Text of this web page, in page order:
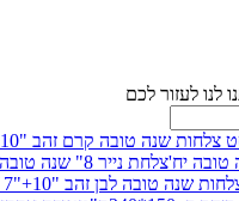
סט צלחות שנה טובה קרם זהב "10+"7 / 8+8
8" שנה טובה 10 יח'
"10+"7 / 8+8 יח'